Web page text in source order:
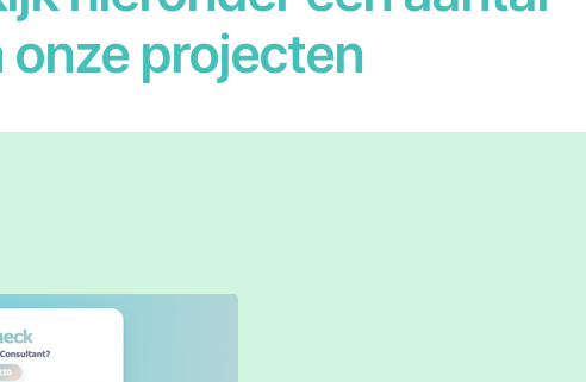
onze projecten